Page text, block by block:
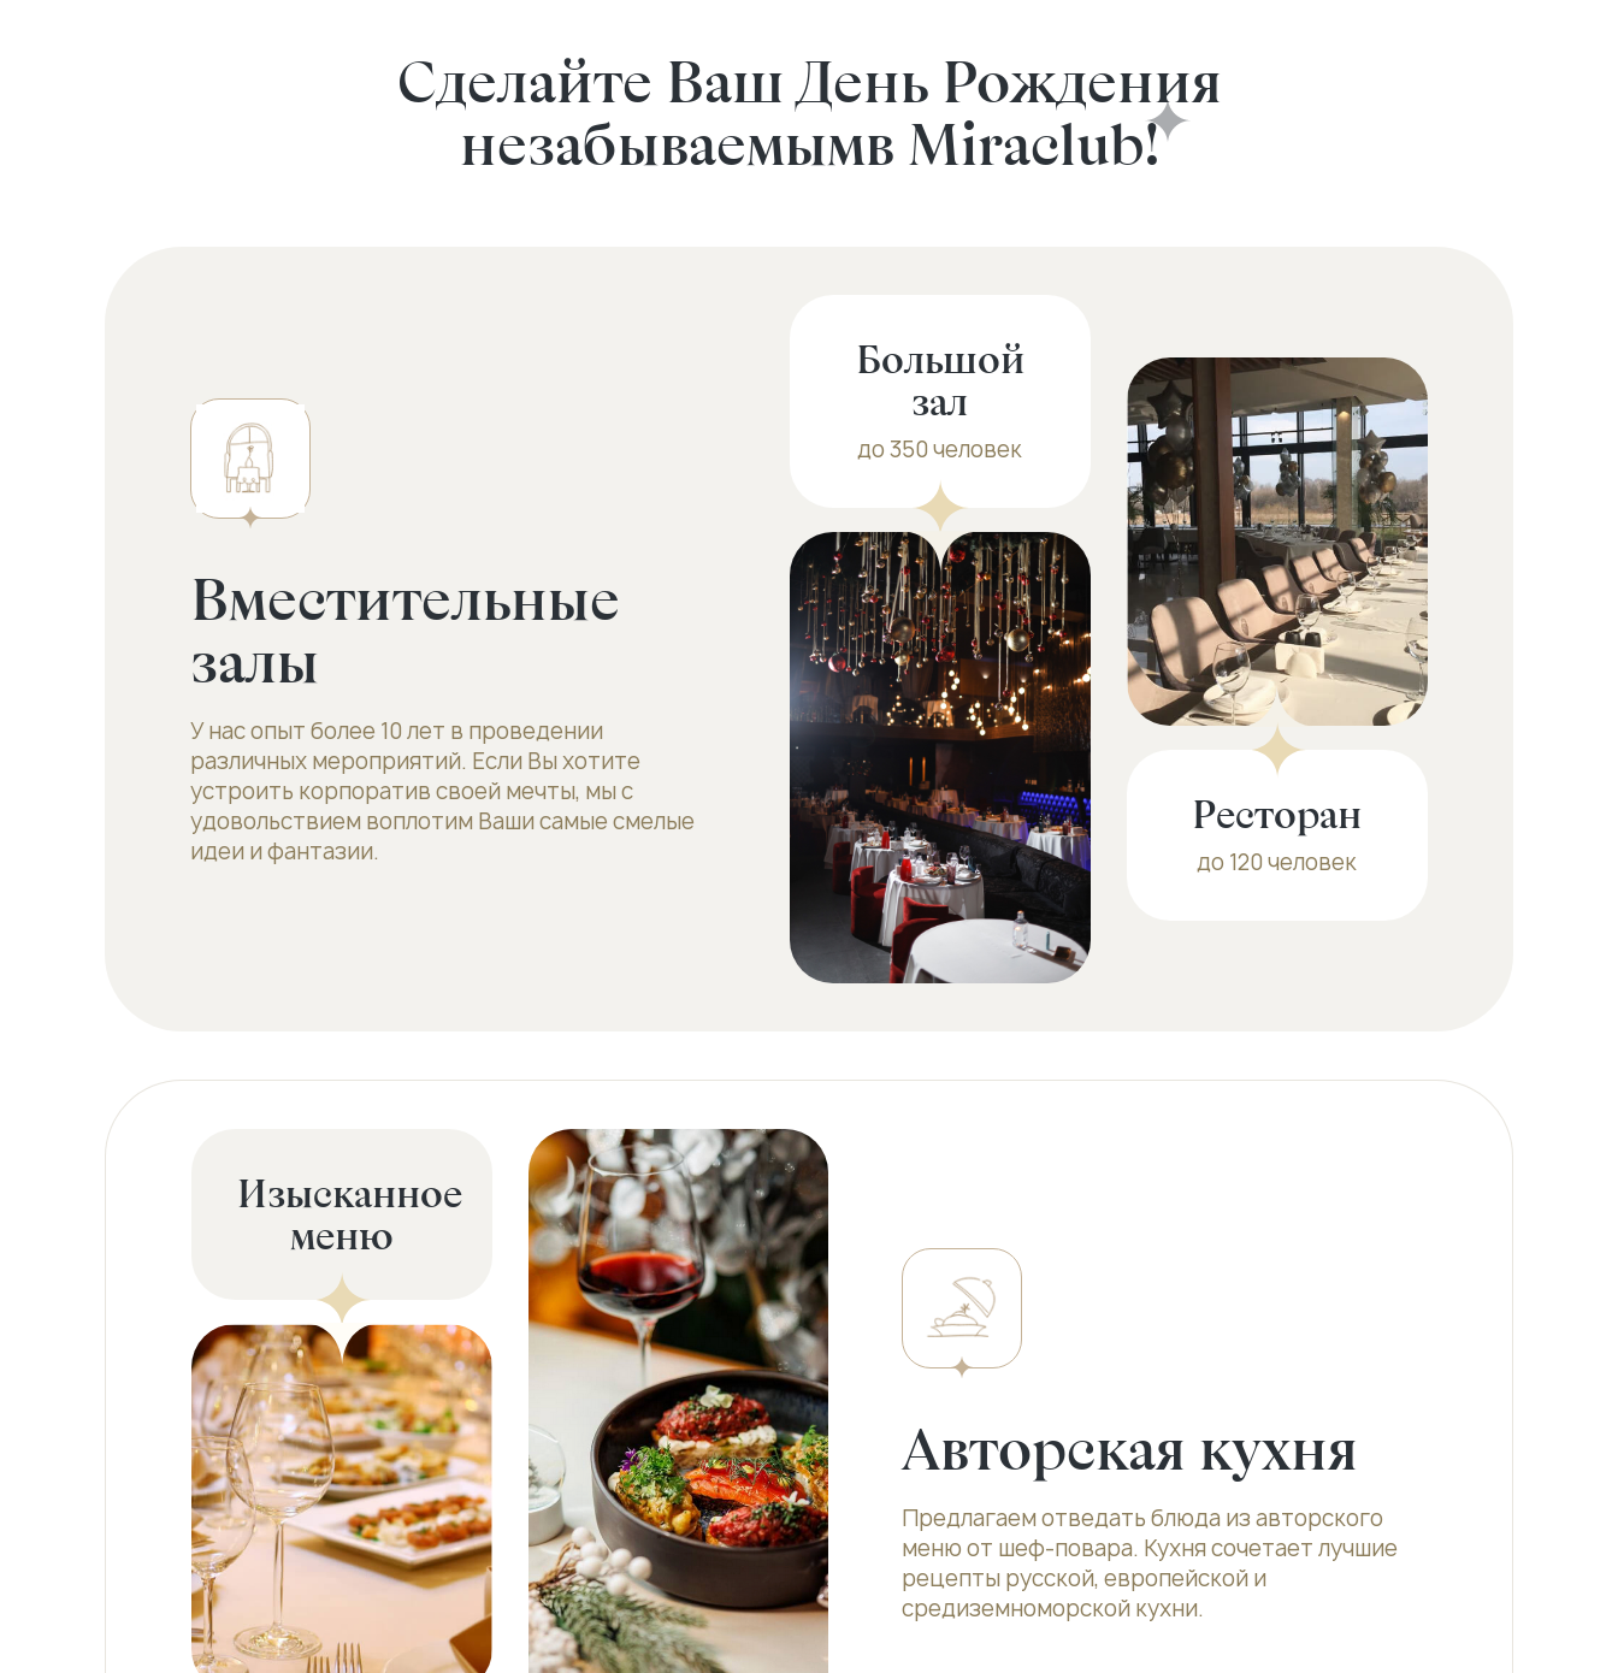
Сделайте Ваш День Рождения
незабываемымв Miraclub!
Вместительные
залы
У нас опыт более 10 лет в проведении
различных мероприятий. Если Вы хотите
устроить корпоратив своей мечты, мы с
удовольствием воплотим Ваши самые смелые
идеи и фантазии.
Большой
зал
до 350 человек
Ресторан
до 120 человек
Изысканное
меню
Авторская кухня
Предлагаем отведать блюда из авторского
меню от шеф-повара. Кухня сочетает лучшие
рецепты русской, европейской и
средиземноморской кухни.